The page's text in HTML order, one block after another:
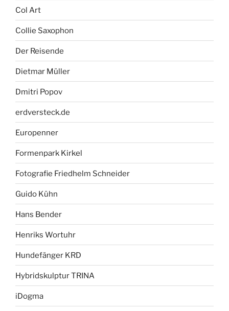
Col Art
Collie Saxophon
Der Reisende
Dietmar Müller
Dmitri Popov
erdversteck.de
Europenner
Formenpark Kirkel
Fotografie Friedhelm Schneider
Guido Kühn
Hans Bender
Henriks Wortuhr
Hundefänger KRD
Hybridskulptur TRINA
iDogma